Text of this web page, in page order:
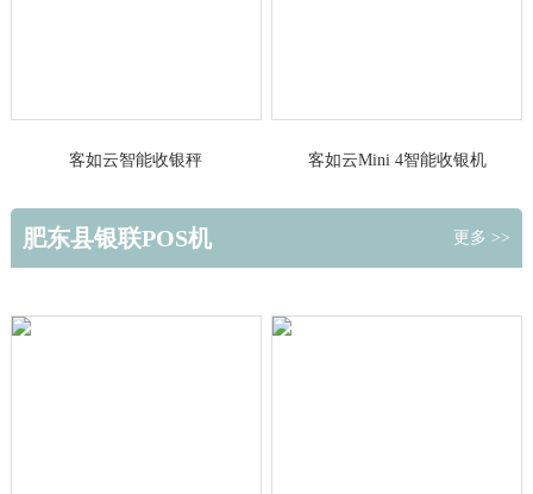
客如云智能收银秤 客如云Mini 4智能收银机
肥东县银联POS机 更多 >>